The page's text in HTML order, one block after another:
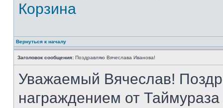
Корзина
Вернуться к началу
Заголовок сообщения: Поздравляю Вячеслава Иванова!
Уважаемый Вячеслав!
награждением от